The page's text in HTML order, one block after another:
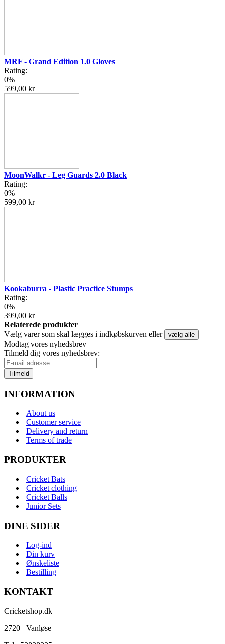
MRF - Grand Edition 1.0 Gloves
Rating:
0%
599,00 kr
MoonWalkr - Leg Guards 2.0 Black
Rating:
0%
599,00 kr
Kookaburra - Plastic Practice Stumps
Rating:
0%
399,00 kr
Relaterede produkter
Vælg varer som skal lægges i indkøbskurven eller
vælg alle
Modtag vores nyhedsbrev
Tilmeld dig vores nyhedsbrev:
Tilmeld
INFORMATION
About us
Customer service
Delivery and return
Terms of trade
PRODUKTER
Cricket Bats
Cricket clothing
Cricket Balls
Junior Sets
DINE SIDER
Log-ind
Din kurv
Ønskeliste
Bestilling
KONTAKT
Cricketshop.dk
2720 Vanløse